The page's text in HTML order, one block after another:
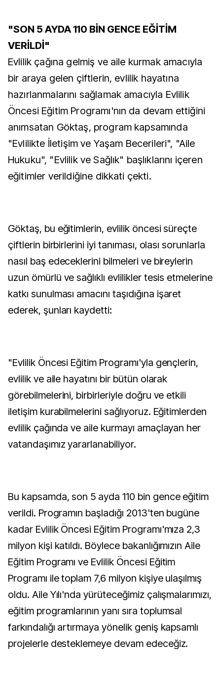
"SON 5 AYDA 110 BİN GENCE EĞİTİM
VERİLDİ"
Evlilik çağına gelmiş ve aile kurmak amacıyla
bir araya gelen çiftlerin, evlilik hayatına
hazırlanmalarını sağlamak amacıyla Evlilik
Öncesi Eğitim Programı'nın da devam ettiğini
anımsatan Göktaş, program kapsamında
"Evlilikte İletişim ve Yaşam Becerileri", "Aile
Hukuku", "Evlilik ve Sağlık" başlıklarını içeren
eğitimler verildiğine dikkati çekti.
Göktaş, bu eğitimlerin, evlilik öncesi süreçte
çiftlerin birbirlerini iyi tanıması, olası sorunlarla
nasıl baş edeceklerini bilmeleri ve bireylerin
uzun ömürlü ve sağlıklı evlilikler tesis etmelerine
katkı sunulması amacını taşıdığına işaret
ederek, şunları kaydetti:
"Evlilik Öncesi Eğitim Programı'yla gençlerin,
evlilik ve aile hayatını bir bütün olarak
görebilmelerini, birbirleriyle doğru ve etkili
iletişim kurabilmelerini sağlıyoruz. Eğitimlerden
evlilik çağında ve aile kurmayı amaçlayan her
vatandaşımız yararlanabiliyor.
Bu kapsamda, son 5 ayda 110 bin gence eğitim
verildi. Programın başladığı 2013'ten bugüne
kadar Evlilik Öncesi Eğitim Programı'mıza 2,3
milyon kişi katıldı. Böylece bakanlığımızın Aile
Eğitim Programı ve Evlilik Öncesi Eğitim
Programı ile toplam 7,6 milyon kişiye ulaşılmış
oldu. Aile Yılı'nda yürüteceğimiz çalışmalarımızı,
eğitim programlarının yanı sıra toplumsal
farkındalığı artırmaya yönelik geniş kapsamlı
projelerle desteklemeye devam edeceğiz.